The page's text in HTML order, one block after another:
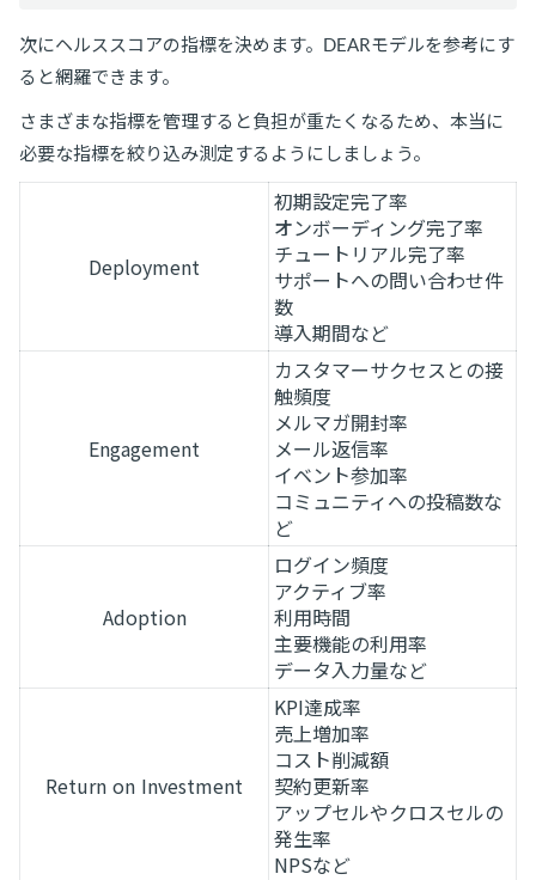
次にヘルススコアの指標を決めます。DEARモデルを参考にす
ると網羅できます。
さまざまな指標を管理すると負担が重たくなるため、本当に
必要な指標を絞り込み測定するようにしましょう。
Deployment
初期設定完了率
オンボーディング完了率
チュートリアル完了率
サポートへの問い合わせ件
数
導入期間など
Engagement
カスタマーサクセスとの接
触頻度
メルマガ開封率
メール返信率
イベント参加率
コミュニティへの投稿数な
ど
Adoption
ログイン頻度
アクティブ率
利用時間
主要機能の利用率
データ入力量など
Return on Investment
KPI達成率
売上増加率
コスト削減額
契約更新率
アップセルやクロスセルの
発生率
NPSなど